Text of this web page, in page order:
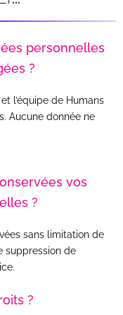
personnelles
?
l’équipe de Humans
Aucune donnée ne
vos
?
sans limitation de
suppression de
?